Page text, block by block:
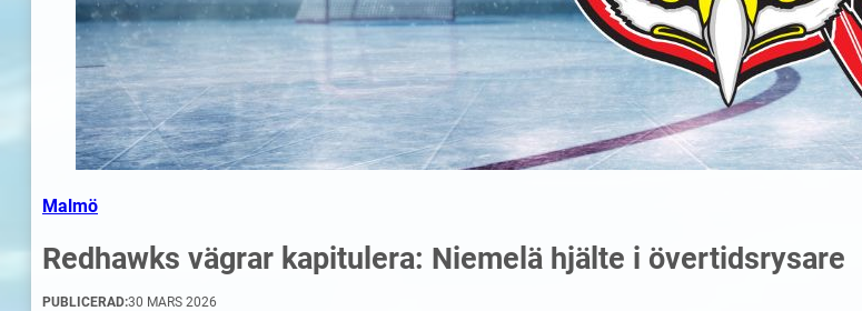
Malmö
Redhawks vägrar kapitulera: Niemelä hjälte i övertidsrysare
PUBLICERAD:30 MARS 2026